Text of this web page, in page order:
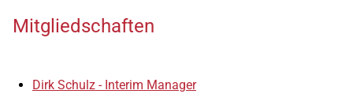
Mitgliedschaften
Dirk Schulz - Interim Manager